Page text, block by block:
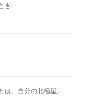
き
、自分の北極星。